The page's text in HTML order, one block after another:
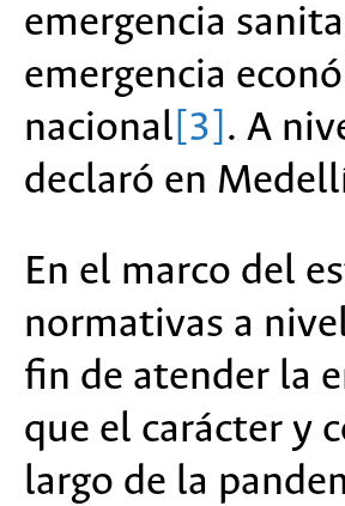
emergencia
emergencia
nacional [3] . A
declaró en
En el marco del
normativas a
fin de atender la
que el carácter y
largo de la